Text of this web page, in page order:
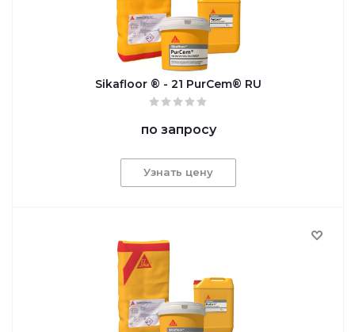
Sikafloor ® - 21 PurCem® RU
по запросу
Узнать цену